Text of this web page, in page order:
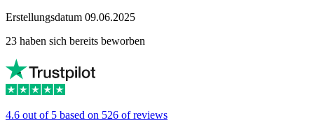
Erstellungsdatum 09.06.2025
23 haben sich bereits beworben
4.6 out of 5 based on 526 of reviews